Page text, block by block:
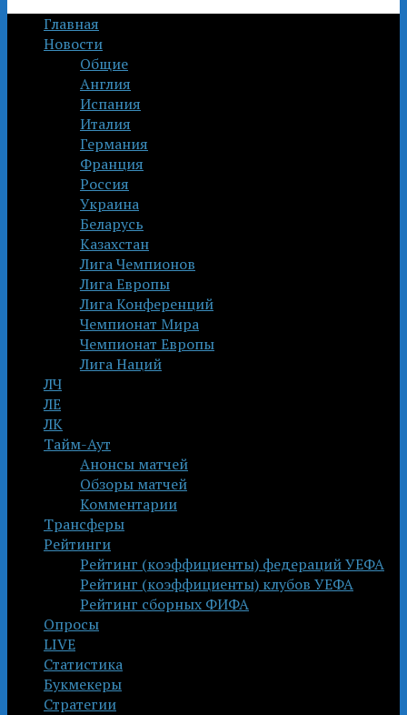
Главная
Новости
Общие
Англия
Испания
Италия
Германия
Франция
Россия
Украина
Беларусь
Казахстан
Лига Чемпионов
Лига Европы
Лига Конференций
Чемпионат Мира
Чемпионат Европы
Лига Наций
ЛЧ
ЛЕ
ЛК
Тайм-Аут
Анонсы матчей
Обзоры матчей
Комментарии
Трансферы
Рейтинги
Рейтинг (коэффициенты) федераций УЕФА
Рейтинг (коэффициенты) клубов УЕФА
Рейтинг сборных ФИФА
Опросы
LIVE
Статистика
Букмекеры
Стратегии